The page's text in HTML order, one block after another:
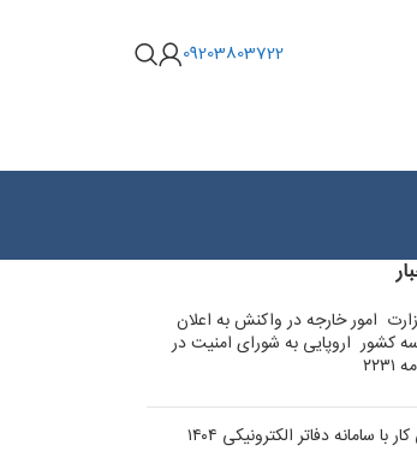
09203803722
امور خارجه در واکنش به اعلان
سه کشور اروپایی به شورای امنیت در
با سامانه دفاتر الکترونیکی ۱۴۰۴